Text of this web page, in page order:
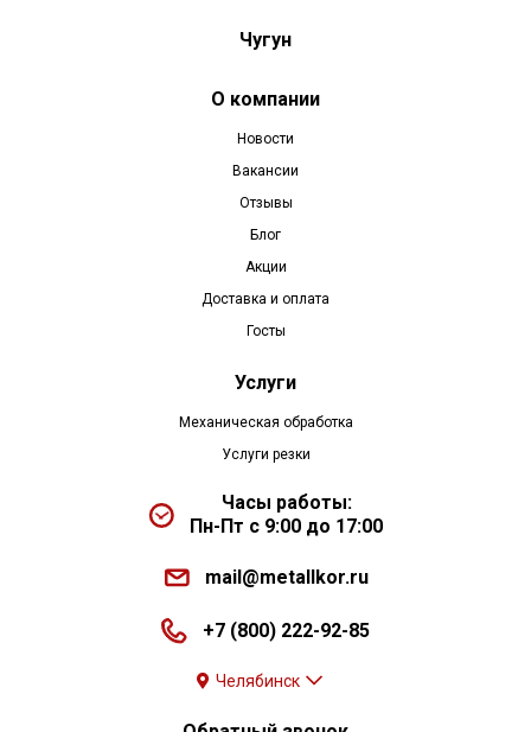
Чугун
О компании
Новости
Вакансии
Отзывы
Блог
Акции
Доставка и оплата
Госты
Услуги
Механическая обработка
Услуги резки
Часы работы:
Пн-Пт с 9:00 до 17:00
mail@metallkor.ru
+7 (800) 222-92-85
Челябинск